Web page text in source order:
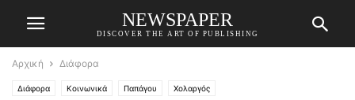
NEWSPAPER
DISCOVER THE ART OF PUBLISHING
Αρχική Διάφορα
Διάφορα Κοινωνικά Παπάγου Χολαργός